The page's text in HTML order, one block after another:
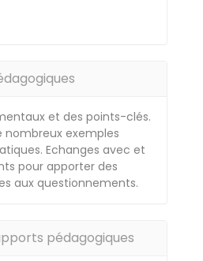
et des points-clés.
nombreux exemples
Echanges avec et
pour apporter des
aux questionnements.
pédagogiques